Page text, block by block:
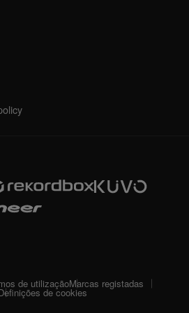
de utilizaçãoMarcas registadas
de cookies